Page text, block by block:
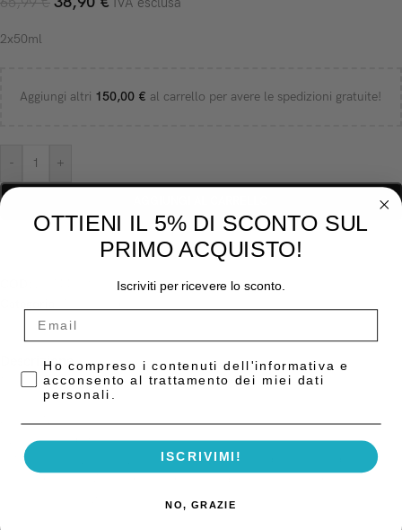
IVA esclusa
2x50ml
Aggiungi altri 150,00 € al carrello per avere le spedizioni gratuite!
- +
Descrizione
Materiale da impronta a base di siliconi
A Light Normal
– 2 cartucce da 50 ml.
+ 12 puntali C207000 ZhermackNuova gamma di materiale da impronta
per tutte le situazioni cliniche.
OTTIENI IL 5% DI SCONTO SUL
PRIMO ACQUISTO!
Iscriviti per ricevere lo sconto.
Privacy Policy
Ho compreso i contenuti dell'informativa e
acconsento al trattamento dei miei dati
personali.
ISCRIVIMI!
NO, GRAZIE